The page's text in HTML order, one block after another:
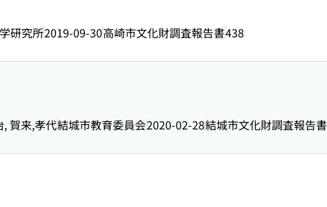
研究所2019-09-30高崎市文化財調査報告書438
, 賀来,孝代結城市教育委員会2020-02-28結城市文化財調査報告書